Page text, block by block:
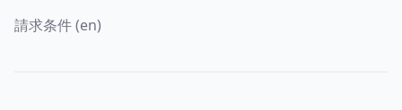
請求条件 (en)